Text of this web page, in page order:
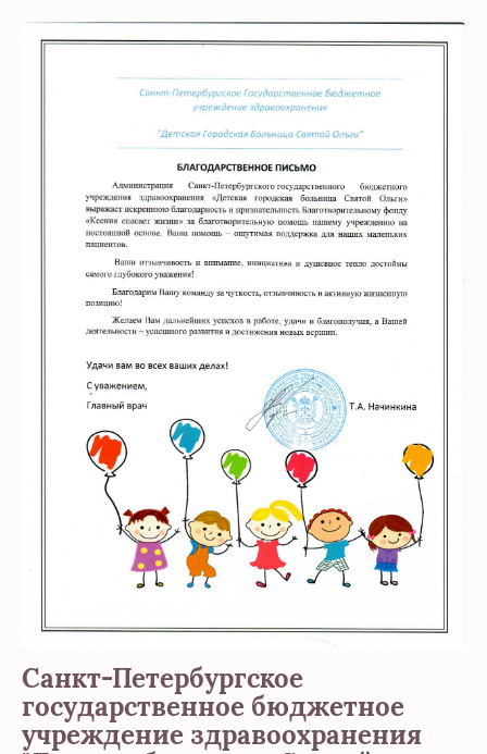
Санкт-Петербургское
государственное бюджетное
учреждение здравоохранения